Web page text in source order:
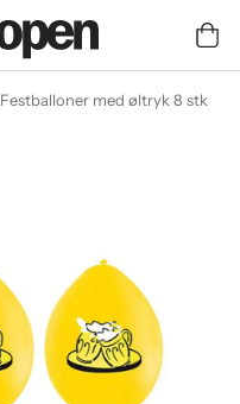
Festballoner med øltryk 8 stk